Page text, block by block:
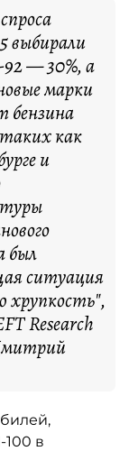
выбирали
— 30%, а
марки
бензина
как
и
был
ситуация
хрупкость",
Research
в